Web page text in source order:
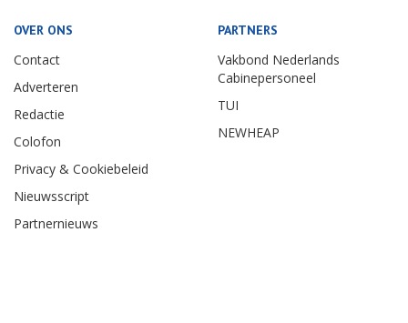
OVER ONS
Contact
Adverteren
Redactie
Colofon
Privacy & Cookiebeleid
Nieuwsscript
Partnernieuws
PARTNERS
Vakbond Nederlands
Cabinepersoneel
TUI
NEWHEAP